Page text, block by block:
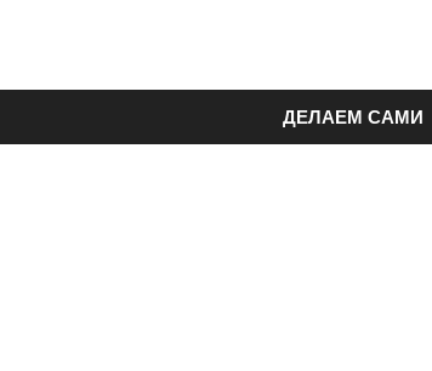
ДЕЛАЕМ САМИ